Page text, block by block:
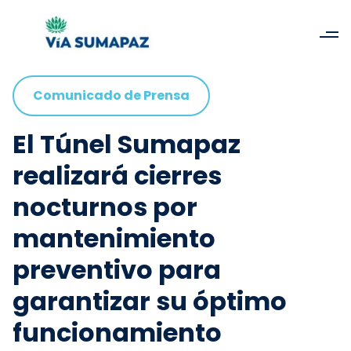
Comunicado de Prensa
El Túnel Sumapaz
realizará cierres
nocturnos por
mantenimiento
preventivo para
garantizar su óptimo
funcionamiento